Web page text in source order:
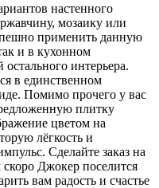
настенного
мозаику или
применить данную
и в кухонном
интерьера.
в единственном
Помимо прочего у вас
плитку
цветом на
лёгкость и
Сделайте заказ на
Джокер поселится
вам радость и счастье